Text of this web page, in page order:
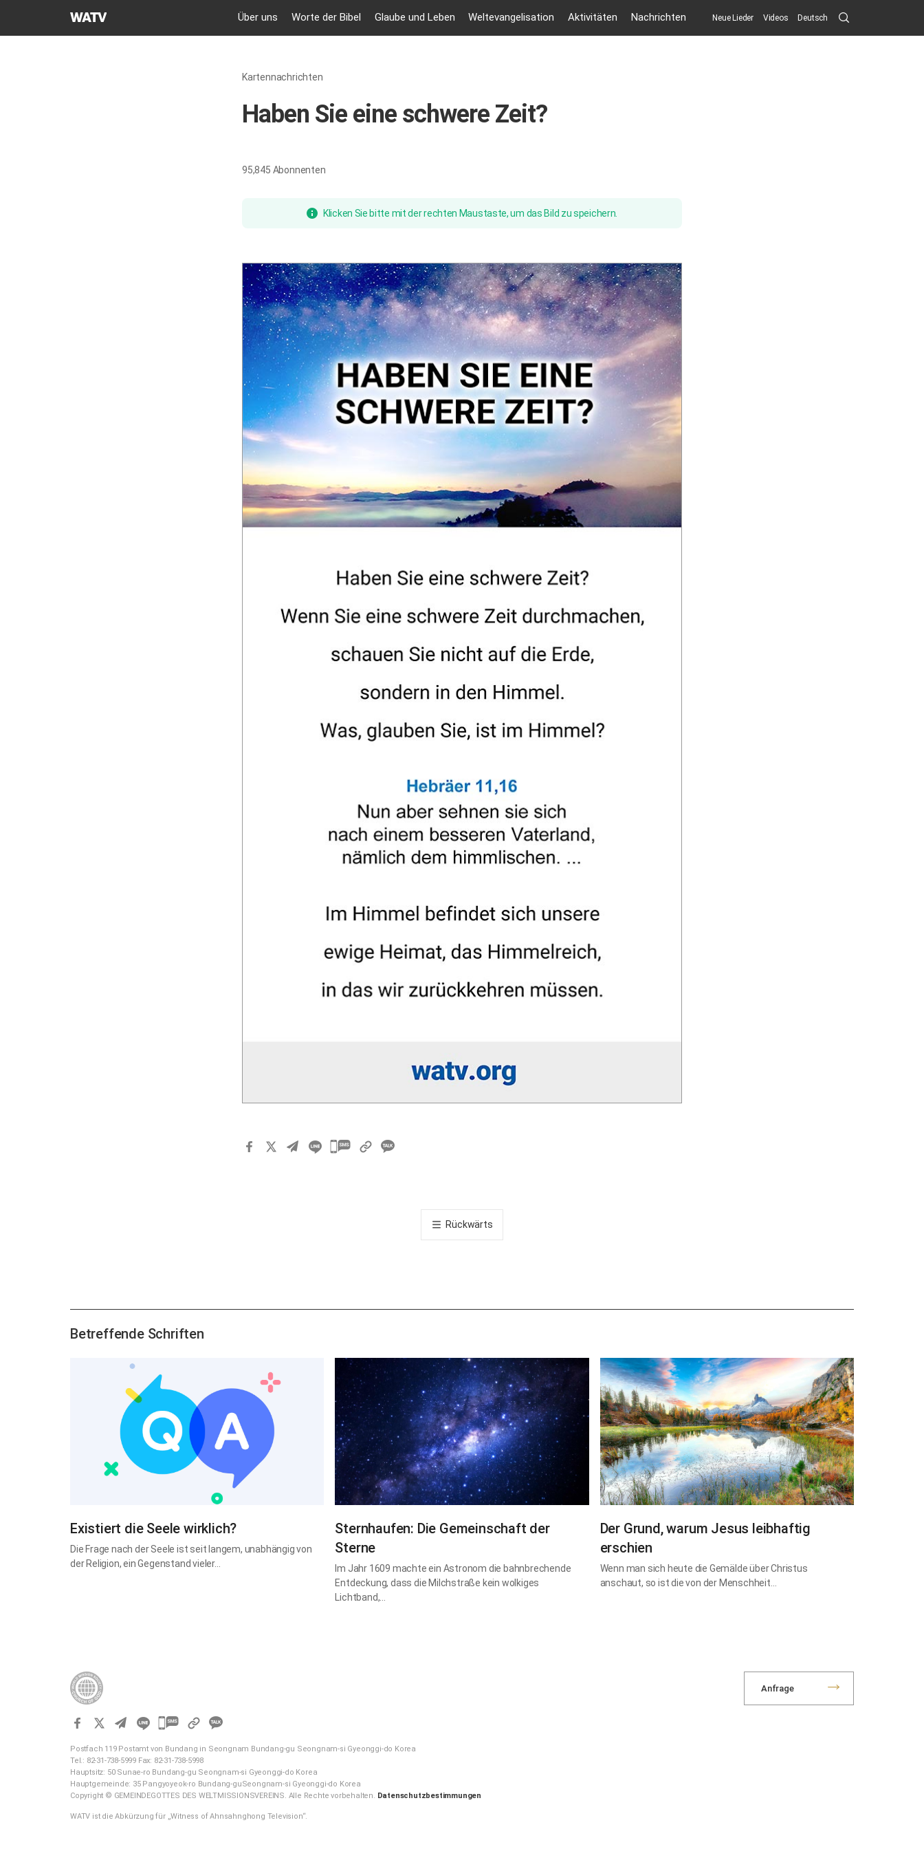
GEMEINDE
Über uns Worte der Bibel Glaube und Leben Weltevangelisation Aktivitäten Nachrichten Neue Lieder Videos Deutsch Search
Submit
Kartennachrichten
Haben Sie eine schwere Zeit?
95,845 Abonnenten
Klicken Sie bitte mit der rechten Maustaste, um das Bild zu speichern.
카
Rückwärts
Betreffende Schriften
Existiert die Seele wirklich?
Die Frage nach der Seele ist seit langem, unabhängig von
der Religion, ein Gegenstand vieler…
Sternhaufen: Die Gemeinschaft der
Sterne
Im Jahr 1609 machte ein Astronom die bahnbrechende
Entdeckung, dass die Milchstraße kein wolkiges
Lichtband,…
Der Grund, warum Jesus leibhaftig
erschien
Wenn man sich heute die Gemälde über Christus
anschaut, so ist die von der Menschheit…
카
오
톡
공
하
Postfach 119 Postamt von Bundang in Seongnam Bundang-gu Seongnam-si Gyeonggi-do Korea
Tel.: 82-31-738-5999 Fax: 82-31-738-5998
Hauptsitz: 50 Sunae-ro Bundang-gu Seongnam-si Gyeonggi-do Korea
Hauptgemeinde: 35 Pangyoyeok-ro Bundang-guSeongnam-si Gyeonggi-do Korea
Copyright © GEMEINDEGOTTES DES WELTMISSIONSVEREINS. Alle Rechte vorbehalten. Datenschutzbestimmungen
WATV ist die Abkürzung für „Witness of Ahnsahnghong Television“.
Anfrage